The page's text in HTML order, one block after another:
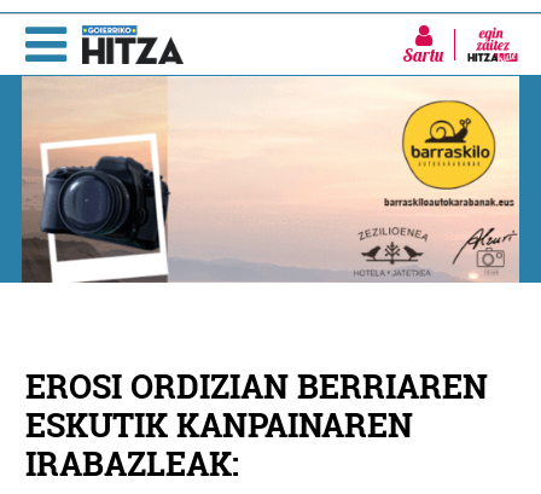
Sartu
EROSI ORDIZIAN BERRIAREN
ESKUTIK KANPAINAREN
IRABAZLEAK: